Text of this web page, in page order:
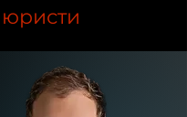
юристи